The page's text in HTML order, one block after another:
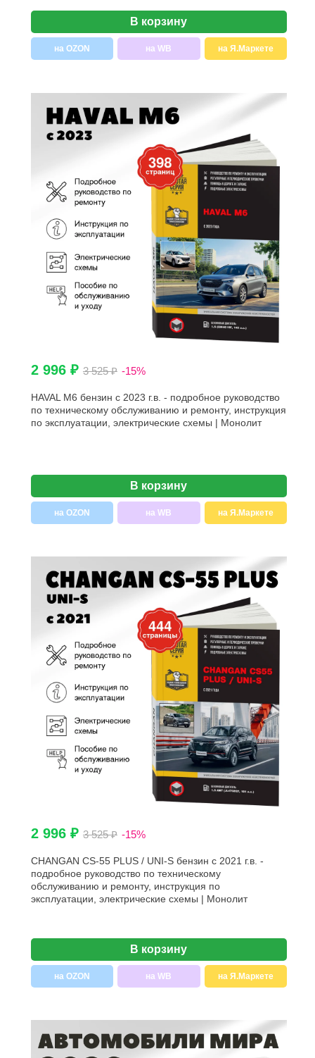
В корзину
на OZON на WB на Я.Маркете
2 996 ₽ 3 525 ₽ -15%
HAVAL M6 бензин с 2023 г.в. - подробное руководство
по техническому обслуживанию и ремонту, инструкция
по эксплуатации, электрические схемы | Монолит
В корзину
на OZON на WB на Я.Маркете
2 996 ₽ 3 525 ₽ -15%
CHANGAN CS-55 PLUS / UNI-S бензин с 2021 г.в. -
подробное руководство по техническому
обслуживанию и ремонту, инструкция по
эксплуатации, электрические схемы | Монолит
В корзину
на OZON на WB на Я.Маркете